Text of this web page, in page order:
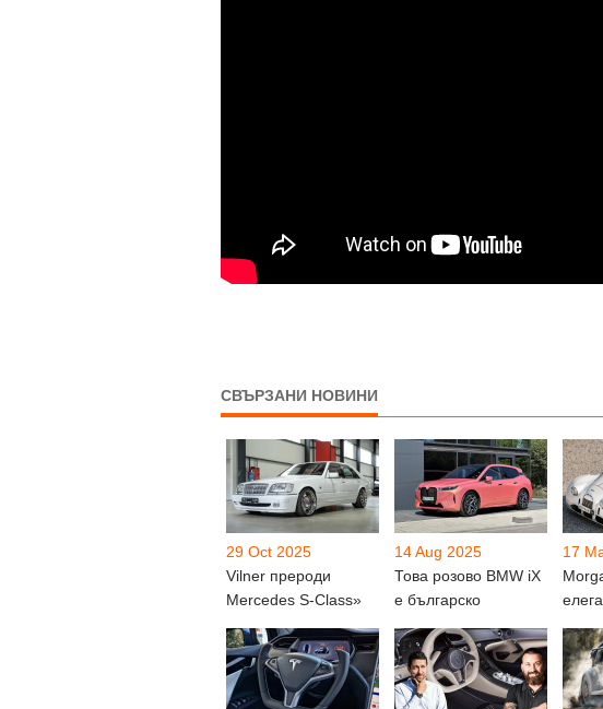
СВЪРЗАНИ НОВИНИ
29 Oct 2025
Vilner прероди
Mercedes S-Class»
14 Aug 2025
Това розово BMW iX
е българско
17